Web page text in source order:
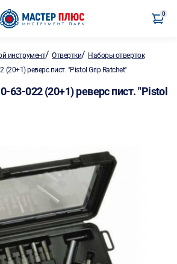
0
инструмент/Отвертки/ Наборы отверток
(20+1) реверс пист. "Pistol Grip Ratchet"
63-022 (20+1) реверс пист. "Pistol